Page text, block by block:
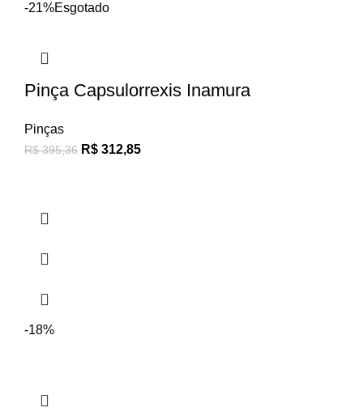
-21%Esgotado
Pinça Capsulorrexis Inamura
Pinças
R$395,36 R$ 312,85
-18%